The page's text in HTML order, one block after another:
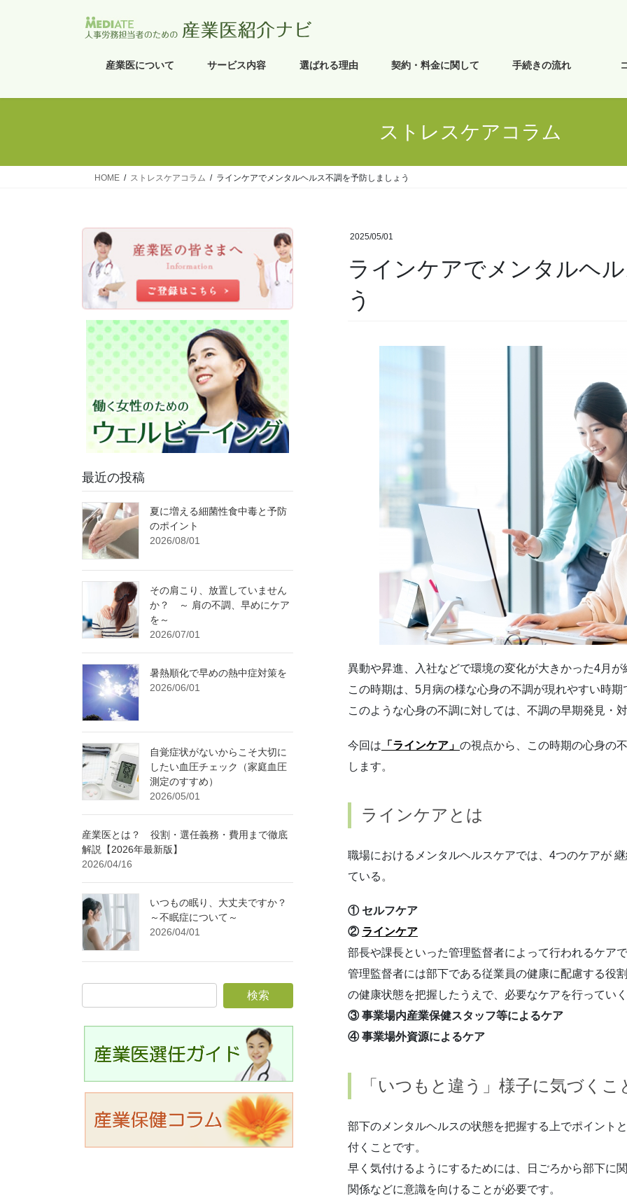
産業医について サービス内容 選ばれる理由 契約・料金に関して 手続きの流れ
ストレスケアコラム
HOME ストレスケアコラム ラインケアでメンタルヘルス不調を予防しましょう
2025/05/01
ラインケアでメンタルヘ
う
異動や昇進、入社などで環境の変化が大きかった4月
この時期は、5月病の様な心身の不調が現れやすい時期
このような心身の不調に対しては、不調の早期発見・対
今回は 「ラインケア」 の視点から、この時期の心身の
します。
ラインケアとは
職場におけるメンタルヘルスケアでは、4つのケアが
ている。
① セルフケア
② ラインケア
部長や課長といった管理監督者によって行われるケアで
管理監督者には部下である従業員の健康に配慮する役
の健康状態を把握したうえで、必要なケアを行ってい
③ 事業場内産業保健スタッフ等によるケア
④ 事業場外資源によるケア
「いつもと違う」様子に気づくこ
部下のメンタルヘルスの状態を把握する上でポイント
付くことです。
早く気付けるようにするためには、日ごろから部下に
関係などに意識を向けることが必要です。
最近の投稿
夏に増える細菌性食中毒と予防
のポイント
2026/08/01
その肩こり、放置していません
か？ ～ 肩の不調、早めにケア
を～
2026/07/01
暑熱順化で早めの熱中症対策を
2026/06/01
自覚症状がないからこそ大切に
したい血圧チェック（家庭血圧
測定のすすめ）
2026/05/01
産業医とは？ 役割・選任義務・費用まで徹底
解説【2026年最新版】
2026/04/16
いつもの眠り、大丈夫ですか？
～不眠症について～
2026/04/01